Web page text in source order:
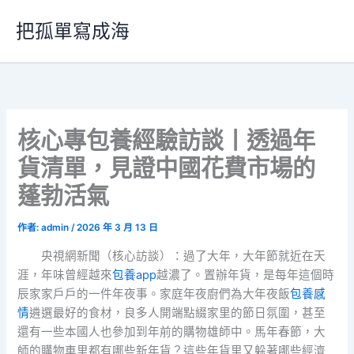
要
把孤單寫成海
核心專包養經驗訪談丨透過年
貨清單，見證中國花費市場的
蓬勃活氣
作者:admin/2026 年 3 月 13 日
央視網新聞（核心訪談）：過了大年，大年節就近在天
涯，年味曾經越來包養app越濃了。置辦年貨，是每年這個時
辰家家戶戶的一件年夜事。家庭年夜廚們為大年夜飯包養感
情遴選最好的食材，良多人開端點綴家里的節日氛圍，甚至
還有一些本國人也參加到年前的購物雄師中。馬年春節，大
師的購物車里都有哪些新年貨？這些年貨里又躲著哪些經濟